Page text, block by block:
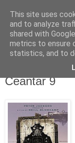
Ar aghaidh go deo
Ceantar 9
This site uses
and to analyze
shared with
metrics to ensure
statistics, and to